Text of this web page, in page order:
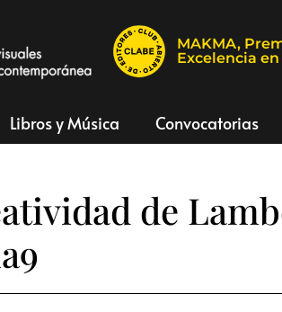
MAKMA,
Excelencia
Libros y Música Convocatorias
de